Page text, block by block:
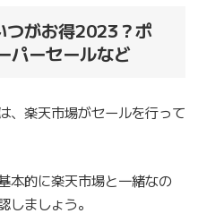
つがお得2023？ポ
パーセールなど
、楽天市場がセールを行って
本的に楽天市場と一緒なの
しましょう。